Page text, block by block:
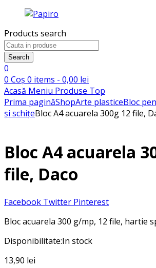
Products search
Search
0
0 Coș 0 items - 0,00 lei
Acasă Meniu Produse Top
Prima paginăShopArte plasticeBloc
și schițeBloc A4 acuarela 300g 12 file,
Bloc A4 acuarela
file, Daco
Facebook Twitter Pinterest
Bloc acuarela 300 g/mp, 12 file, hartie
Disponibilitate:In stock
13,90 lei